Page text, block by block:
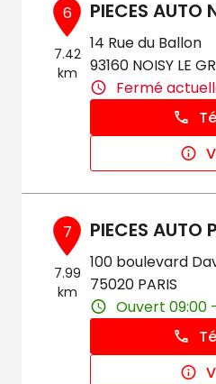
6
7.42
km
PIECES AUTO
14 Rue du Ballon
93160 NOISY LE
Fermé
7
7.99
km
PIECES AUTO
100 boulevard
75020 PARIS
Ouvert 09:00